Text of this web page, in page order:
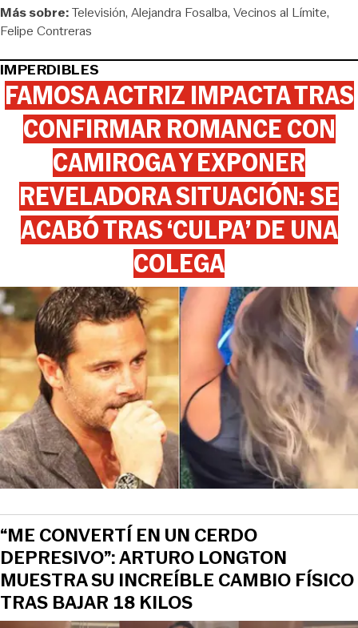
Más sobre:Televisión Alejandra Fosalba Vecinos al Límite
Felipe Contreras
IMPERDIBLES
FAMOSA ACTRIZ IMPACTA TRAS
CONFIRMAR ROMANCE CON
CAMIROGA Y EXPONER
REVELADORA SITUACIÓN: SE
ACABÓ TRAS ‘CULPA’ DE UNA
COLEGA
“ME CONVERTÍ EN UN CERDO
DEPRESIVO”: ARTURO LONGTON
MUESTRA SU INCREÍBLE CAMBIO FÍSICO
TRAS BAJAR 18 KILOS